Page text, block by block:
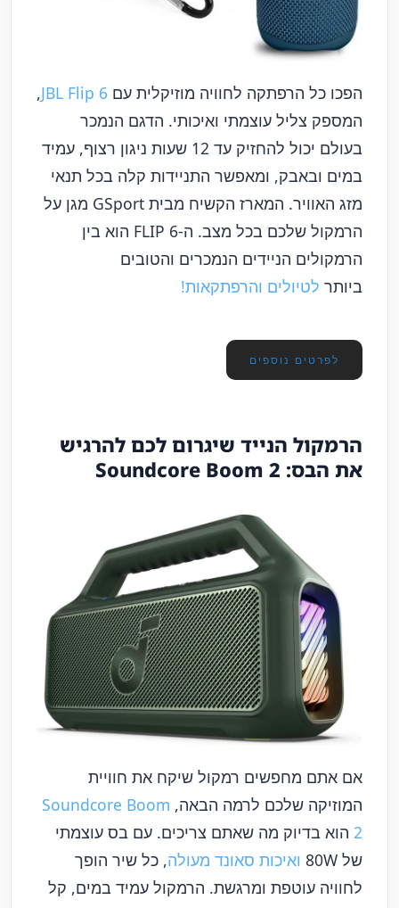
הפכו כל הרפתקה לחוויה מוזיקלית עם JBL Flip 6
,
המספק צליל עוצמתי ואיכותי. הדגם הנמכר
בעולם יכול להחזיק עד 12 שעות ניגון רצוף, עמיד
במים ובאבק, ומאפשר התניידות קלה בכל תנאי
מזג האוויר. המארז הקשיח מבית GSport מגן על
הרמקול שלכם בכל מצב. ה-FLIP 6 הוא בין
הרמקולים הניידים הנמכרים והטובים
ביותר לטיולים והרפתקאות!
לפרטים נוספים
הרמקול הנייד שיגרום לכם להרגיש
את הבס: Soundcore Boom 2
אם אתם מחפשים רמקול שיקח את חוויית
המוזיקה שלכם לרמה הבאה, Soundcore Boom
2 הוא בדיוק מה שאתם צריכים. עם בס עוצמתי
של 80W
ואיכות סאונד מעולה, כל שיר הופך
לחוויה עוטפת ומרגשת. הרמקול עמיד במים, קל